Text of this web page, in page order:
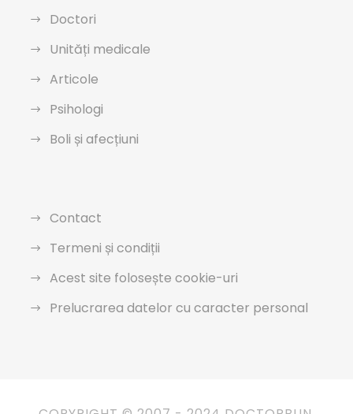
Doctori
Unități medicale
Articole
Psihologi
Boli și afecțiuni
Contact
Termeni și condiții
Acest site folosește cookie-uri
Prelucrarea datelor cu caracter personal